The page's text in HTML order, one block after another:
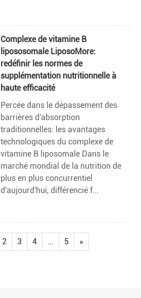
Complexe de vitamine B
lipososomale LiposoMore:
redéfinir les normes de
supplémentation nutritionnelle à
haute efficacité
Percée dans le dépassement des
barrières d'absorption
traditionnelles: les avantages
technologiques du complexe de
vitamine B liposomale Dans le
marché mondial de la nutrition de
plus en plus concurrentiel
d'aujourd'hui, différencié f...
2 3 4 ... 5 »